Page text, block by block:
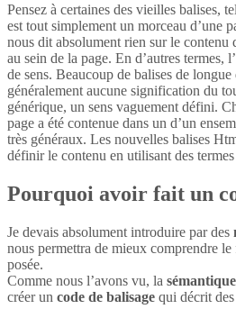
Pensez à certaines des vieilles balises,
est tout simplement un morceau d’une
nous dit absolument rien sur le contenu
au sein de la page. En d’autres termes,
de sens. Beaucoup de balises de longue
généralement aucune signification du
générique, un sens vaguement défini.
page a été contenue dans un d’un
très généraux. Les nouvelles balises
définir le contenu en utilisant des
Pourquoi avoir fait un
Je devais absolument introduire par des
nous permettra de mieux comprendre
posée.
Comme nous l’avons vu, la
créer un code de balisage qui décrit